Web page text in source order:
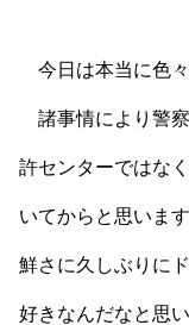
今日は本当に色々
諸事情により警
許センターではな
いてからと思いま
鮮さに久しぶりに
好きなんだなと思い